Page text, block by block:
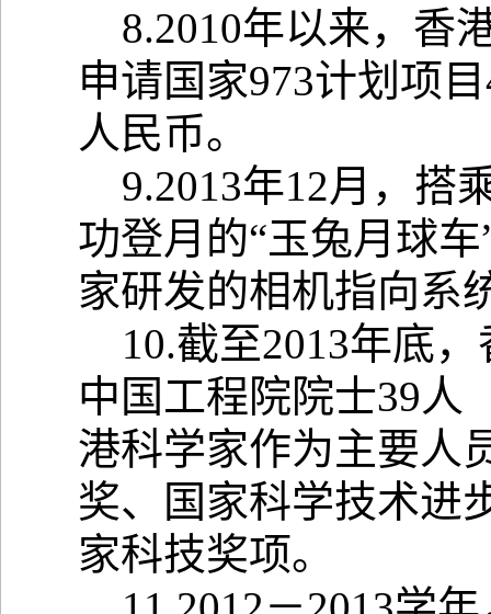
8.2010年以来，香
申请国家973计划项
人民币。
9.2013年12月，搭
功登月的“玉兔月球
家研发的相机指向系
10.截至2013年底，
中国工程院院士39人
港科学家作为主要人
奖、国家科学技术进
家科技奖项。